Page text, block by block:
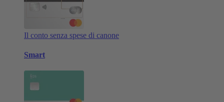
Il conto senza spese di canone
Smart